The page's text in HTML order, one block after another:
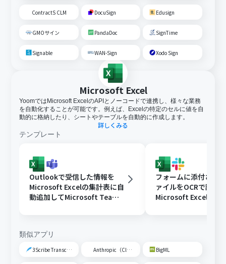
ContractS CLM DocuSign Edusign
GMOサイン PandaDoc SignTime
Signable WAN-Sign Xodo Sign
Microsoft Excel
YoomではMicrosoft ExcelのAPIとノーコードで連携し、様々な業務
を自動化することが可能です。例えば、Excelの特定のセルに値を自
動的に格納したり、シートやテーブルを自動的に作成します。
詳しくみる
テンプレート
Outlookで受信した情報を
Microsoft Excelの集計表に自
動追加してMicrosoft Teams
フォームに添付され
ァイルをOCRで読み
Microsoft Excelに格
類似アプリ
3Scribe Transcription Anthropic（Claude） BigML